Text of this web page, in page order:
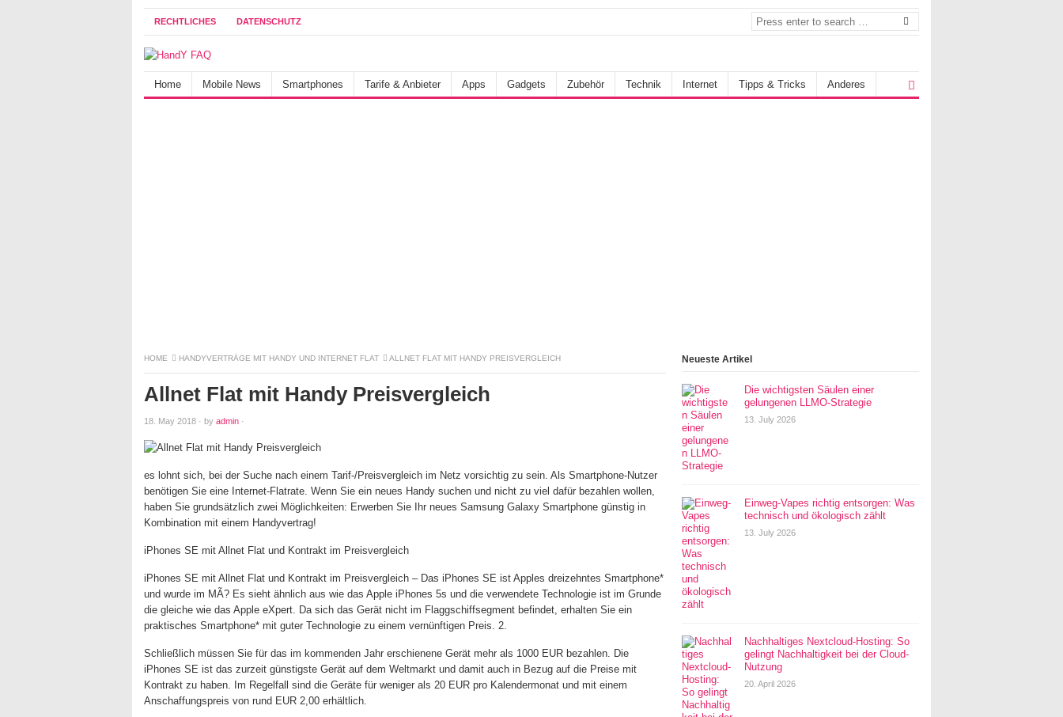
RECHTLICHES DATENSCHUTZ
Home Mobile News Smartphones Tarife & Anbieter Apps Gadgets Zubehör Technik Internet Tipps & Tricks Anderes
HOME HANDYVERTRÄGE MIT HANDY UND INTERNET FLAT ALLNET FLAT MIT HANDY PREISVERGLEICH
Allnet Flat mit Handy Preisvergleich
18. May 2018 · by admin ·
es lohnt sich, bei der Suche nach einem Tarif-/Preisvergleich im Netz vorsichtig zu sein. Als Smartphone-Nutzer
benötigen Sie eine Internet-Flatrate. Wenn Sie ein neues Handy suchen und nicht zu viel dafür bezahlen wollen,
haben Sie grundsätzlich zwei Möglichkeiten: Erwerben Sie Ihr neues Samsung Galaxy Smartphone günstig in
Kombination mit einem Handyvertrag!
iPhones SE mit Allnet Flat und Kontrakt im Preisvergleich
iPhones SE mit Allnet Flat und Kontrakt im Preisvergleich – Das iPhones SE ist Apples dreizehntes Smartphone*
und wurde im MÃ? Es sieht ähnlich aus wie das Apple iPhones 5s und die verwendete Technologie ist im Grunde
die gleiche wie das Apple eXpert. Da sich das Gerät nicht im Flaggschiffsegment befindet, erhalten Sie ein
praktisches Smartphone* mit guter Technologie zu einem vernünftigen Preis. 2.
Schließlich müssen Sie für das im kommenden Jahr erschienene Gerät mehr als 1000 EUR bezahlen. Die
iPhones SE ist das zurzeit günstigste Gerät auf dem Weltmarkt und damit auch in Bezug auf die Preise mit
Kontrakt zu haben. Im Regelfall sind die Geräte für weniger als 20 EUR pro Kalendermonat und mit einem
Anschaffungspreis von rund EUR 2,00 erhältlich.
Neueste Artikel
Die wichtigsten Säulen einer
gelungenen LLMO-Strategie
13. July 2026
Einweg-Vapes richtig entsorgen: Was
technisch und ökologisch zählt
13. July 2026
Nachhaltiges Nextcloud-Hosting: So
gelingt Nachhaltigkeit bei der Cloud-
Nutzung
20. April 2026